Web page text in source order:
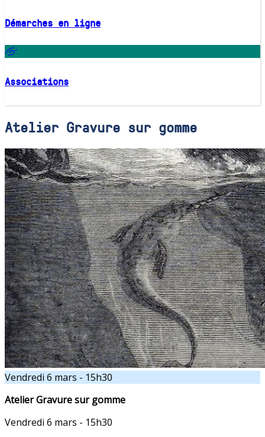
Démarches en ligne
Associations
Atelier Gravure sur gomme
Vendredi 6 mars - 15h30
Atelier Gravure sur gomme
Vendredi 6 mars - 15h30